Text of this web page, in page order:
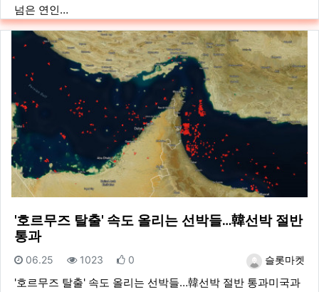
넘은 연인…
'호르무즈 탈출' 속도 올리는 선박들…韓선박 절반
통과
등록자슬롯마켓
등록일
06.25 조회
1023 추천
0
'호르무즈 탈출' 속도 올리는 선박들…韓선박 절반 통과미국과